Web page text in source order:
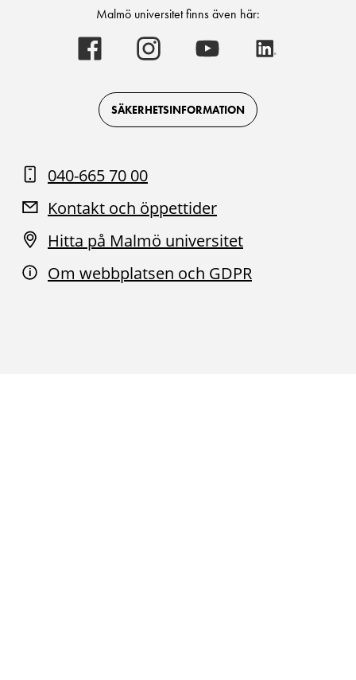
Malmö universitet finns även här:
Malmö
universitet
on
Facebook
Malmö
universitet
on
Instagram
Malmö
universitet
on
Youtube
SÄKERHETSINFORMATION
040-665 70 00
Kontakt och öppettider
Hitta på Malmö universitet
Om webbplatsen och GDPR